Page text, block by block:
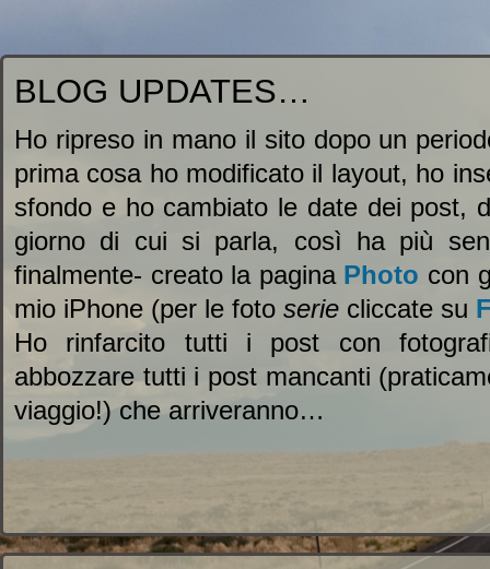
BLOG UPDATES…
Ho ripreso in mano il sito dopo un
prima cosa ho modificato il layout, ho
sfondo e ho cambiato le date dei post,
giorno di cui si parla, così ha più
finalmente- creato la pagina Photo con
mio iPhone (per le foto serie cliccate su
Ho rinfarcito tutti i post con
abbozzare tutti i post mancanti
viaggio!) che arriveranno…